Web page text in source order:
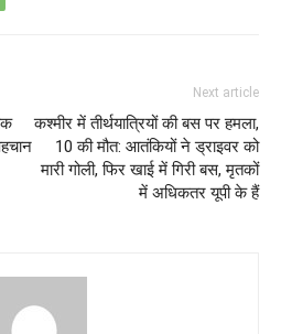
Next article
कश्मीर में तीर्थयात्रियों की बस पर हमला,
10 की मौत: आतंकियों ने ड्राइवर को
मारी गोली, फिर खाई में गिरी बस, मृतकों
में अधिकतर यूपी के हैं